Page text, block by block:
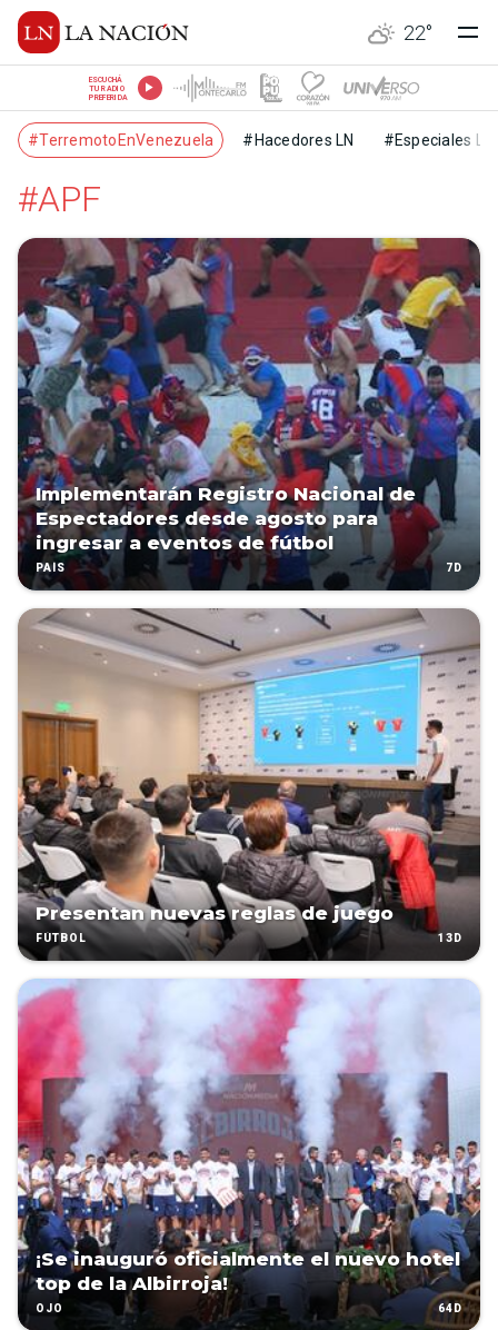
22°
ESCUCHÁ
TU RADIO
PREFERIDA
#TerremotoEnVenezuela #Hacedores LN #Especiales LN
#APF
Implementarán Registro Nacional de
Espectadores desde agosto para
ingresar a eventos de fútbol
PAÍS 7D
Presentan nuevas reglas de juego
FÚTBOL 13D
¡Se inauguró oficialmente el nuevo hotel
top de la Albirroja!
OJO 64D